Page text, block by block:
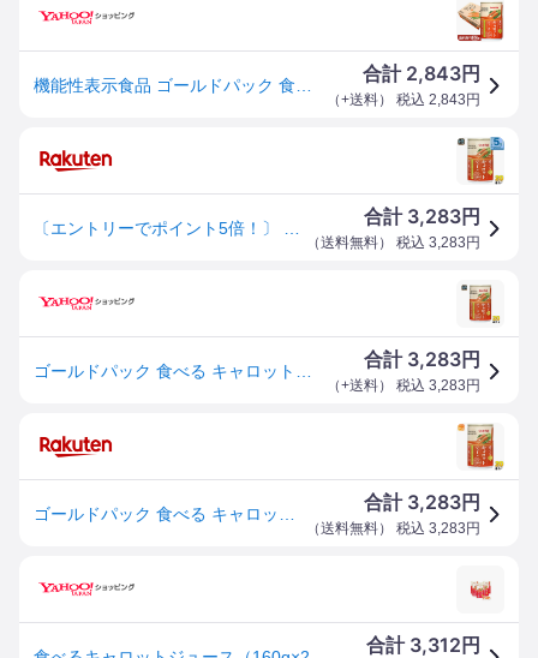
合計 2,843円
（+送料） 税込 2,843 円
合計 3,283円
（送料無料） 税込 3,283 円
合計 3,283円
（+送料） 税込 3,283 円
合計 3,283円
（送料無料） 税込 3,283 円
合計 3,312 円